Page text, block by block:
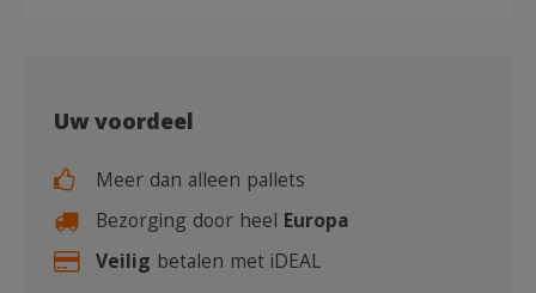
Uw voordeel
Meer dan alleen pallets
Bezorging door heel Europa
Veilig betalen met iDEAL